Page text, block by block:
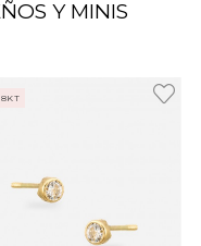
Y MINIS